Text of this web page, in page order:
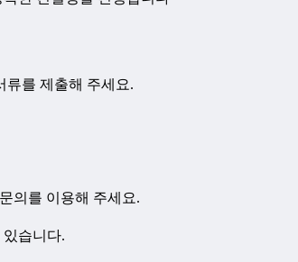
류를 제출해 주세요.
의를 이용해 주세요.
습니다.